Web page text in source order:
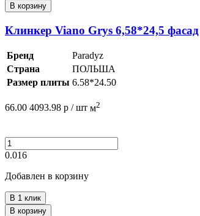
В корзину
Клинкер Viano Grys 6,58*24,5 фасад
Бренд
Paradyz
Страна
ПОЛЬША
Размер плиты 6.58*24.50
66.00 4093.98 р / шт м2
0.016
Добавлен в корзину
В 1 клик
В корзину